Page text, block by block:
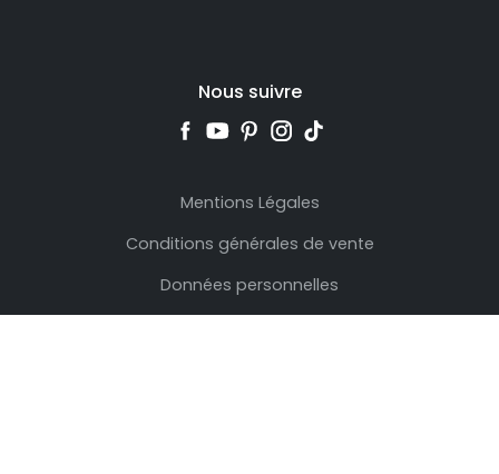
Nous suivre
Mentions Légales
Conditions générales de vente
Données personnelles